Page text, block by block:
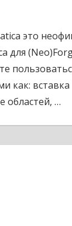
это
для
как: вставка
областей, …